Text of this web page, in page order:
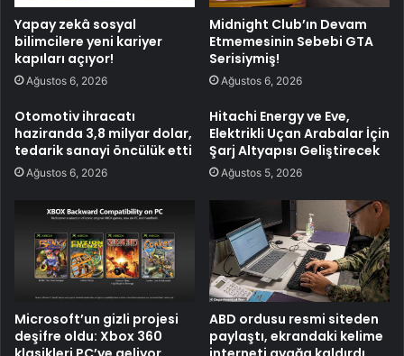
Yapay zekâ sosyal
bilimcilere yeni kariyer
kapıları açıyor!
Ağustos 6, 2026
Midnight Club’ın Devam
Etmemesinin Sebebi GTA
Serisiymiş!
Ağustos 6, 2026
Otomotiv ihracatı
haziranda 3,8 milyar dolar,
tedarik sanayi öncülük etti
Ağustos 6, 2026
Hitachi Energy ve Eve,
Elektrikli Uçan Arabalar İçin
Şarj Altyapısı Geliştirecek
Ağustos 5, 2026
Microsoft’un gizli projesi
deşifre oldu: Xbox 360
ABD ordusu resmi siteden
paylaştı, ekrandaki kelime